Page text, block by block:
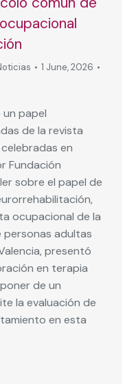
1 June, 2026
papel
de la revista
en
Fundación
sobre el papel de
ocupacional de la
personas adultas
presentó
en terapia
de un
la evaluación de
en esta